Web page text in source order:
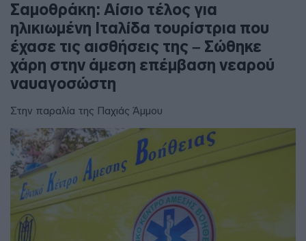
Σαμοθράκη: Αίσιο τέλος για
ηλικιωμένη Ιταλίδα τουρίστρια που
έχασε τις αισθήσεις της – Σώθηκε
χάρη στην άμεση επέμβαση νεαρού
ναυαγοσώστη
Στην παραλία της Παχιάς Άμμου